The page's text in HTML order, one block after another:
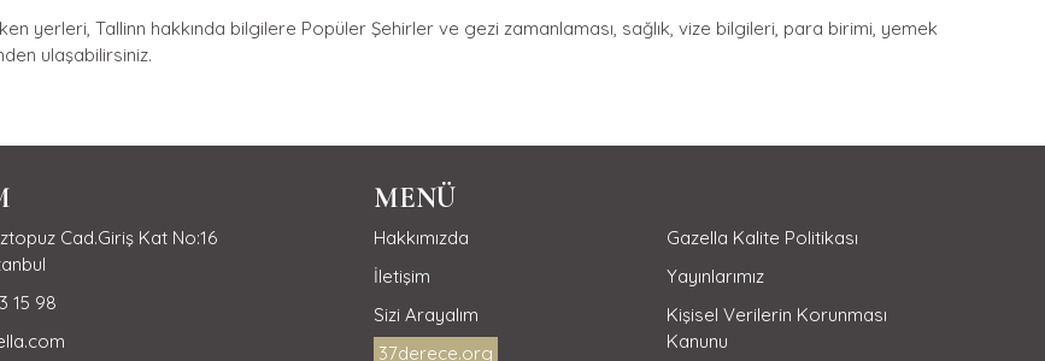
yerleri, Tallinn hakkında bilgilere Popüler Şehirler ve gezi zamanlaması, sağlık, vize bilgileri, para birimi, yemek
ulaşabilirsiniz.
Cad.Giriş Kat No:16
15 98
MENÜ
Hakkımızda
İletişim
Sizi Arayalım
37derece.org
Gazella Kalite Politikası
Yayınlarımız
Kişisel Verilerin Korunması
Kanunu